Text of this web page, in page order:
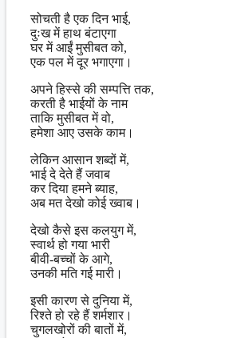
सोचती है एक दिन भाई,
दुःख में हाथ बंटाएगा
घर में आईं मुसीबत को,
एक पल में दूर भगाएगा।
अपने हिस्से की सम्पत्ति तक,
करती है भाईयों के नाम
ताकि मुसीबत में वो,
हमेशा आए उसके काम।
लेकिन आसान शब्दों में,
भाई दे देते हैं जवाब
कर दिया हमने ब्याह,
अब मत देखो कोई ख्वाब।
देखो कैसे इस कलयुग में,
स्वार्थ हो गया भारी
बीवी-बच्चों के आगे,
उनकी मति गई मारी।
इसी कारण से दुनिया में,
रिश्ते हो रहे हैं शर्मशार।
चुगलखोरों की बातों में,